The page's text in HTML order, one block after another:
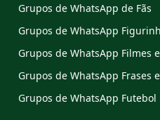
Grupos de WhatsApp de Fãs
Grupos de WhatsApp
Grupos de WhatsApp Filmes
Grupos de WhatsApp Frases
Grupos de WhatsApp Futebol